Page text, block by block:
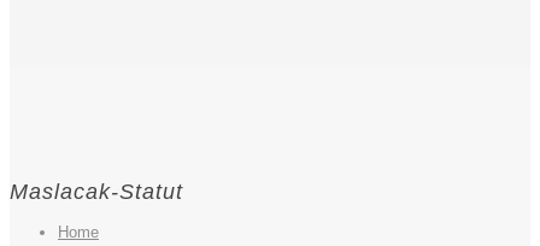
Maslacak-Statut
Home